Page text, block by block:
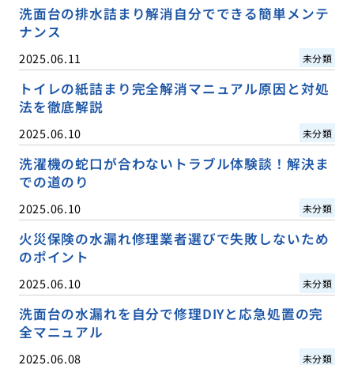
洗面台の排水詰まり解消自分でできる簡単メンテ
ナンス
2025.06.11 未分類
トイレの紙詰まり完全解消マニュアル原因と対処
法を徹底解説
2025.06.10 未分類
洗濯機の蛇口が合わないトラブル体験談！解決ま
での道のり
2025.06.10 未分類
火災保険の水漏れ修理業者選びで失敗しないため
のポイント
2025.06.10 未分類
洗面台の水漏れを自分で修理DIYと応急処置の完
全マニュアル
2025.06.08 未分類